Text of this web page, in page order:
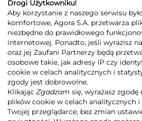
GRUPA AGORA DLA INWESTORÓW DLA
ESG
KONTAKT
© 2026 Copyright AGORA SA
POLITYKA
POLITYKA
Drogi Użytkowniku!
Aby korzystanie z naszego serwisu
komfortowe, Agora S.A. przetwarza
niezbędne do prawidłowego
internetowej. Ponadto, jeśli wyrazisz
oraz jej Zaufani Partnerzy będą
osobowe takie, jak adresy IP czy
cookie w celach analitycznych i
zgody jest dobrowolne.
Klikając Zgadzam się, wyrażasz zgodę
plików cookie w celach analitycznych
Twojej przeglądarce, bez zmian